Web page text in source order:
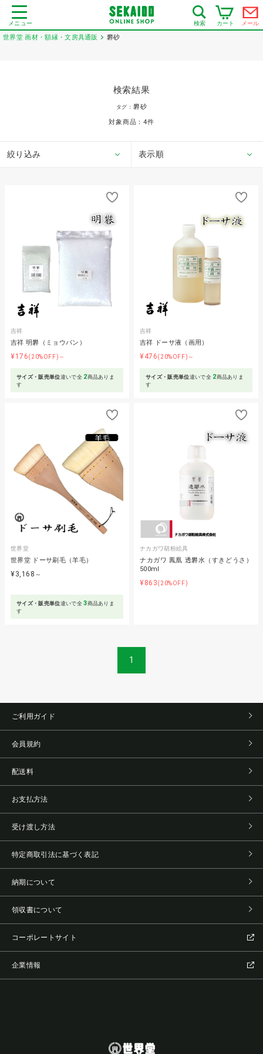
メニュー 検索 カート メール
世界堂 画材・額縁・文房具通販 礬砂
検索結果
タグ： 礬砂
対象商品：4件
絞り込み 表示順
吉祥
吉祥 明礬（ミョウバン）
¥176(20%OFF)～
サイズ・販売単位違いで全 2商品ありま
す
吉祥
吉祥 ドーサ液（画用）
¥476(20%OFF)～
サイズ・販売単位違いで全 2商品ありま
す
世界堂
世界堂 ドーサ刷毛（羊毛）
¥3,168 ～
サイズ・販売単位違いで全3商品ありま
す
ナカガワ胡粉絵具
ナカガワ 鳳凰 透礬水（すきどうさ）
500ml
¥863(20%OFF)
1
ご利用ガイド
会員規約
配送料
お支払方法
受け渡し方法
特定商取引法に基づく表記
納期について
領収書について
コーポレートサイト
企業情報